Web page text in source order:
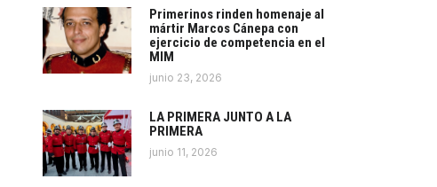
Primerinos rinden homenaje al
mártir Marcos Cánepa con
ejercicio de competencia en el
MIM
junio 23, 2026
LA PRIMERA JUNTO A LA
PRIMERA
junio 11, 2026